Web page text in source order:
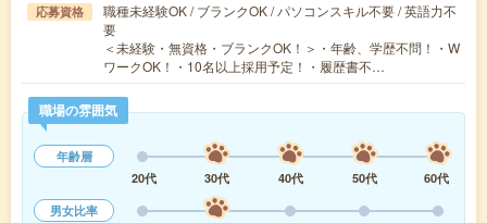
応募資格
職種未経験OK / ブランクOK / パソコンスキル不要 / 英語力不
要
＜未経験・無資格・ブランクOK！＞・年齢、学歴不問！・W
ワークOK！・10名以上採用予定！・履歴書不…
職場の雰囲気
年齢層
20代
30代 40代 50代
60代
男女比率